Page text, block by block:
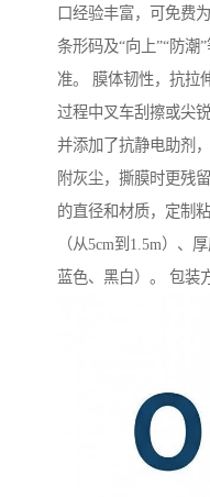
口经验丰富，可免费
条形码及“向上”“防潮
准。 膜体韧性，抗拉
过程中叉车刮擦或尖
并添加了抗静电助剂
附灰尘，撕膜时更残
的直径和材质，定制
（从5cm到1.5m）、
蓝色、黑白）。 包装